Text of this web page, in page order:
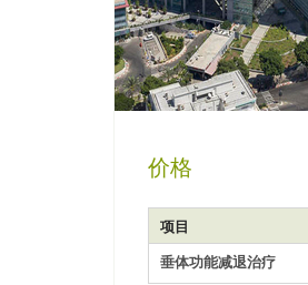
价格
项目
垂体功能减退治疗